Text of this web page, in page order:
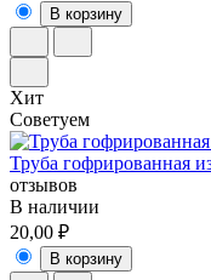
В корзину
Хит
Советуем
Труба гофрированная
отзывов
В наличии
20,00 ₽
В корзину